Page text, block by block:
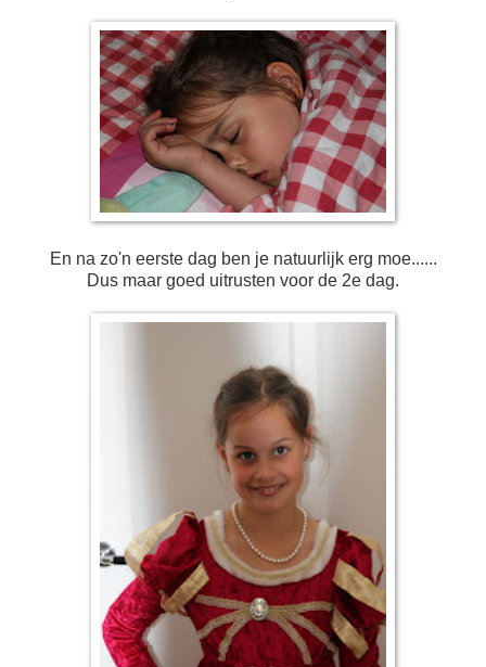
En na zo'n eerste dag ben je natuurlijk erg moe......
Dus maar goed uitrusten voor de 2e dag.